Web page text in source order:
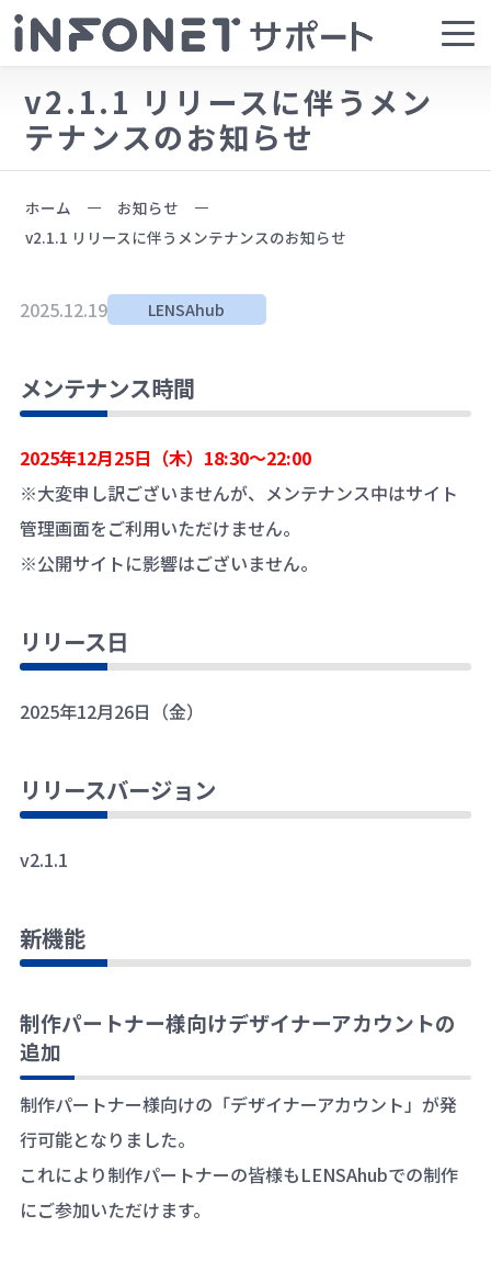
v2.1.1 リリースに伴うメン
テナンスのお知らせ
ホーム
お知らせ
v2.1.1 リリースに伴うメンテナンスのお知らせ
2025.12.19 LENSAhub
メンテナンス時間
2025年12月25日（木）18:30～22:00
※大変申し訳ございませんが、メンテナンス中はサイト
管理画面をご利用いただけません。
※公開サイトに影響はございません。
リリース日
2025年12月26日（金）
リリースバージョン
v2.1.1
新機能
制作パートナー様向けデザイナーアカウントの
追加
制作パートナー様向けの「デザイナーアカウント」が発
行可能となりました。
これにより制作パートナーの皆様もLENSAhubでの制作
にご参加いただけます。